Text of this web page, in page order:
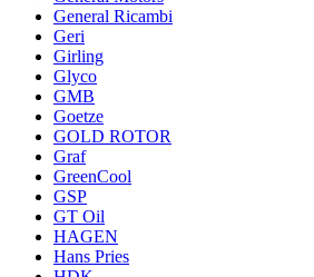
General Ricambi
Geri
Girling
Glyco
GMB
Goetze
GOLD ROTOR
Graf
GreenCool
GSP
GT Oil
HAGEN
Hans Pries